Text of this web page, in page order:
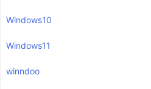
Windows10
Windows11
winndoo